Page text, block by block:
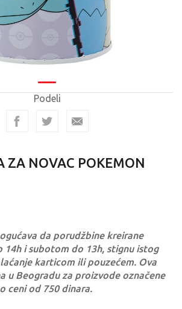
Podeli
ZA NOVAC POKEMON
da porudžbine kreirane
14h i subotom do 13h, stignu istog
karticom ili pouzećem. Ova
u Beogradu za proizvode označene
ceni od 750 dinara.